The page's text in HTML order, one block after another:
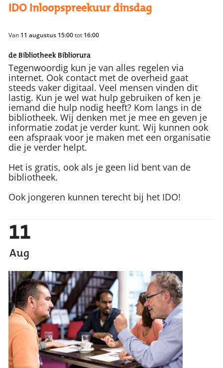
IDO Inloopspreekuur dinsdag
Van 11 augustus 15:00tot 16:00
de Bibliotheek Bibliorura
Tegenwoordig kun je van alles regelen via
internet. Ook contact met de overheid gaat
steeds vaker digitaal. Veel mensen vinden dit
lastig. Kun je wel wat hulp gebruiken of ken je
iemand die hulp nodig heeft? Kom langs in de
bibliotheek. Wij denken met je mee en geven je
informatie zodat je verder kunt. Wij kunnen ook
een afspraak voor je maken met een organisatie
die je verder helpt.
Het is gratis, ook als je geen lid bent van de
bibliotheek.
Ook jongeren kunnen terecht bij het IDO!
11
Aug